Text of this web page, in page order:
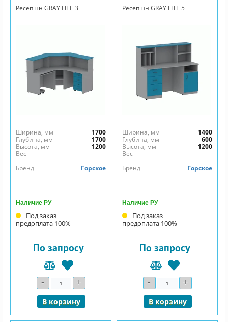
Ресепшн GRAY LITE 3
Ширина, мм
1700
Глубина, мм
1700
Высота, мм
1200
Вес
Бренд
Горское
Наличие РУ
Под заказ
предоплата 100%
По запросу
- Количество+
В корзину
Ресепшн GRAY LITE 5
Ширина, мм
1400
Глубина, мм
600
Высота, мм
1200
Вес
Бренд
Горское
Наличие РУ
Под заказ
предоплата 100%
По запросу
- Количество+
В корзину